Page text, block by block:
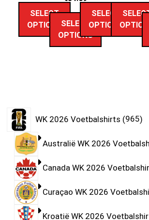
SELECT
OPTIONSSELECT
OPTIONS
SELECT
OPTIONS
WK 2026 Voetbalshirts 965
Australië WK 2026
Canada WK 2026
Curaçao WK 2026
Kroatië WK 2026